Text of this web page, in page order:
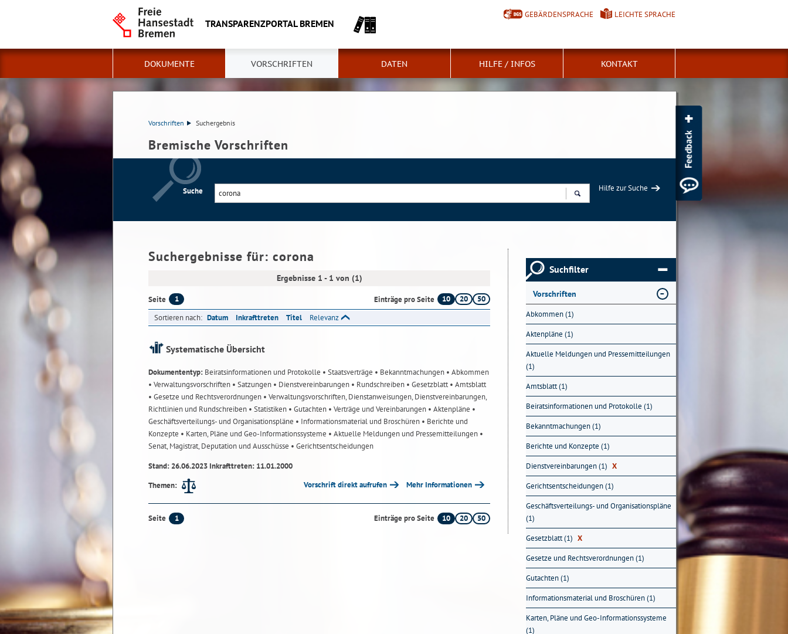
TRANSPARENZPORTAL BREMEN
GEBÄRDENSPRACHE LEICHTE SPRACHE
DOKUMENTE VORSCHRIFTEN DATEN HILFE / INFOS KONTAKT
Vorschriften Suchergebnis
Bremische Vorschriften
Suche
Hilfe zur Suche
Suchergebnisse für: corona
Ergebnisse 1 - 1 von (1)
Seite 1 Einträge pro Seite 10 20
50
Sortieren nach: Datum Inkrafttreten Titel Relevanz
Systematische Übersicht
Dokumententyp: Beiratsinformationen und Protokolle • Staatsverträge • Bekanntmachungen • Abkommen
• Verwaltungsvorschriften • Satzungen • Dienstvereinbarungen • Rundschreiben • Gesetzblatt• Amtsblatt
• Gesetze und Rechtsverordnungen • Verwaltungsvorschriften, Dienstanweisungen, Dienstvereinbarungen,
Richtlinien und Rundschreiben • Statistiken • Gutachten • Verträge und Vereinbarungen • Aktenpläne •
Geschäftsverteilungs- und Organisationspläne • Informationsmaterial und Broschüren • Berichte und
Konzepte • Karten, Pläne und Geo-Informationssysteme • Aktuelle Meldungen und Pressemitteilungen •
Senat, Magistrat, Deputation und Ausschüsse • Gerichtsentscheidungen
Stand: 26.06.2023 Inkrafttreten: 11.01.2000
Themen:
Vorschrift direkt aufrufen Mehr Informationen
Seite 1 Einträge pro Seite 10 20 50
Suchfilter
Vorschriften
Abkommen (1)
Aktenpläne (1)
Aktuelle Meldungen und Pressemitteilungen
(1)
Amtsblatt (1)
Beiratsinformationen und Protokolle (1)
Bekanntmachungen (1)
Berichte und Konzepte (1)
Dienstvereinbarungen (1) X
Gerichtsentscheidungen (1)
Geschäftsverteilungs- und Organisationspläne
(1)
Gesetzblatt (1) X
Gesetze und Rechtsverordnungen (1)
Gutachten (1)
Informationsmaterial und Broschüren (1)
Karten, Pläne und Geo-Informationssysteme
(1)